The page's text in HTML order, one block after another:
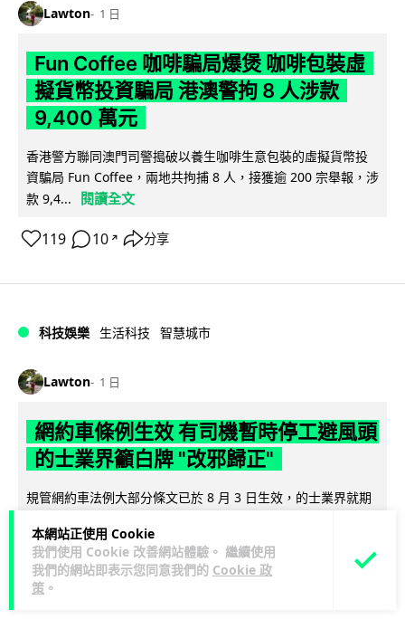
本網站正使用 Cookie
我們使用 Cookie 改善網站體驗。 繼續使用
我們的網站即表示您同意我們的 Cookie 政
策 。
Lawton 1 日
Fun Coffee 咖啡騙局爆煲 咖啡包裝虛
擬貨幣投資騙局 港澳警拘 8 人涉款
9,400 萬元
香港警方聯同澳門司警搗破以養生咖啡生意包裝的虛擬貨幣投
資騙局 Fun Coffee，兩地共拘捕 8 人，接獲逾 200 宗舉報，涉
款 9,4...
閱讀全文
119 10 ↗ 分享
科技娛樂 生活科技 智慧城市
Lawton 1 日
網約車條例生效 有司機暫時停工避風頭
的士業界籲白牌 "改邪歸正"
規管網約車法例大部分條文已於 8 月 3 日生效，的士業界就期
高罰則，首次定罪最高罰款...
207 147↗ 分享